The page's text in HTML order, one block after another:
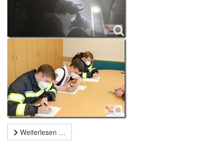
Weiterlesen …